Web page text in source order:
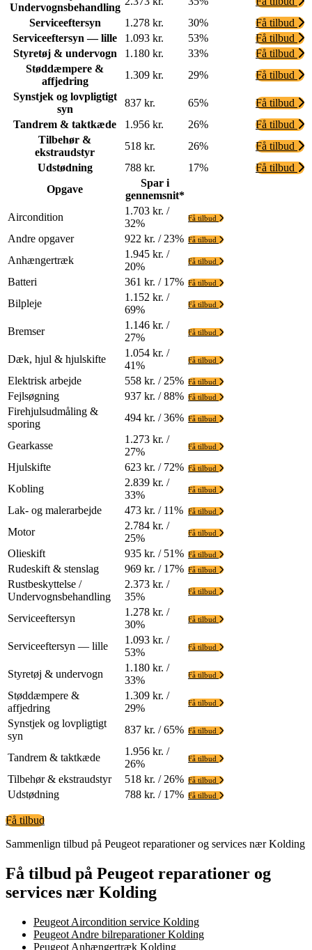
Undervognsbehandling
Serviceeftersyn
1.278 kr. 30%
Få tilbud
Serviceeftersyn — lille
1.093 kr. 53%
Få tilbud
Styretøj & undervogn
1.180 kr. 33%
Få tilbud
Støddæmpere &
affjedring
1.309 kr. 29%
Få tilbud
Synstjek og lovpligtigt
syn
837 kr. 65%
Få tilbud
Tandrem & taktkæde
1.956 kr. 26%
Få tilbud
Tilbehør &
ekstraudstyr
518 kr. 26%
Få tilbud
Udstødning
788 kr. 17%
Få tilbud
Opgave
Spar i
gennemsnit*
Aircondition
1.703 kr. /
32%
Få tilbud
Andre opgaver 922 kr. / 23% Få tilbud
Anhængertræk
1.945 kr. /
20%
Få tilbud
Batteri 361 kr. / 17% Få tilbud
Bilpleje
1.152 kr. /
69%
Få tilbud
Bremser
1.146 kr. /
27%
Få tilbud
Dæk, hjul & hjulskifte
1.054 kr. /
41%
Få tilbud
Elektrisk arbejde 558 kr. / 25% Få tilbud
Fejlsøgning 937 kr. / 88% Få tilbud
Firehjulsudmåling &
sporing
494 kr. / 36% Få tilbud
Gearkasse
1.273 kr. /
27%
Få tilbud
Hjulskifte 623 kr. / 72% Få tilbud
Kobling
2.839 kr. /
33%
Få tilbud
Lak- og malerarbejde 473 kr. / 11% Få tilbud
Motor
2.784 kr. /
25%
Få tilbud
Olieskift 935 kr. / 51% Få tilbud
Rudeskift & stenslag 969 kr. / 17% Få tilbud
Rustbeskyttelse /
Undervognsbehandling
2.373 kr. /
35%
Få tilbud
Serviceeftersyn
1.278 kr. /
30%
Få tilbud
Serviceeftersyn — lille
1.093 kr. /
53%
Få tilbud
Styretøj & undervogn
1.180 kr. /
33%
Få tilbud
Støddæmpere &
affjedring
1.309 kr. /
29%
Få tilbud
Synstjek og lovpligtigt
syn
837 kr. / 65% Få tilbud
Tandrem & taktkæde
1.956 kr. /
26%
Få tilbud
Tilbehør & ekstraudstyr 518 kr. / 26% Få tilbud
Udstødning 788 kr. / 17% Få tilbud
Få tilbud
Sammenlign tilbud på Peugeot reparationer og services nær Kolding
Få tilbud på Peugeot reparationer og
services nær Kolding
Peugeot Aircondition service Kolding
Peugeot Andre bilreparationer Kolding
Peugeot Anhængertræk Kolding